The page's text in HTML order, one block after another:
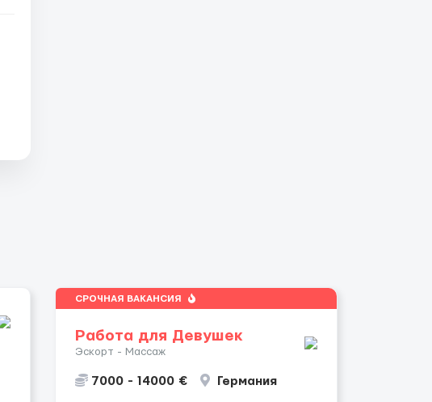
СРОЧНАЯ ВАКАНСИЯ
Работа для Девушек
Эскорт - Массаж
7000 - 14000 € Германия